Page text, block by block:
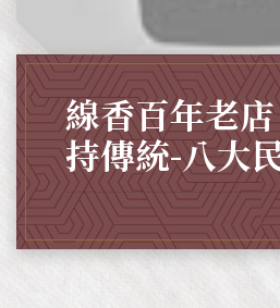
線香百年老
持傳統-八大